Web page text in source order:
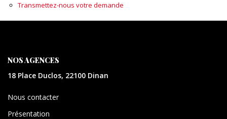
Transmettez-nous votre demande
NOS AGENCES
18 Place Duclos, 22100 Dinan
Nous contacter
Présentation